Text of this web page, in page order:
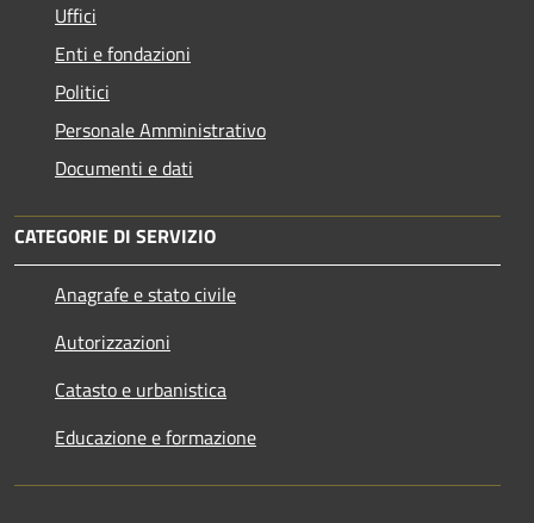
Uffici
Enti e fondazioni
Politici
Personale Amministrativo
Documenti e dati
CATEGORIE DI SERVIZIO
Anagrafe e stato civile
Autorizzazioni
Catasto e urbanistica
Educazione e formazione